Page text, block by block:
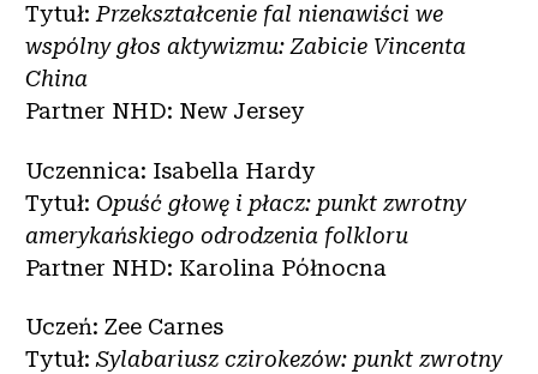
Tytuł:Przekształcenie fal nienawiści we
wspólny głos aktywizmu: Zabicie Vincenta
China
Partner NHD: New Jersey
Uczennica: Isabella Hardy
Tytuł: Opuść głowę i płacz: punkt zwrotny
amerykańskiego odrodzenia folkloru
Partner NHD: Karolina Północna
Uczeń: Zee Carnes
Tytuł:Sylabariusz czirokezów: punkt zwrotny